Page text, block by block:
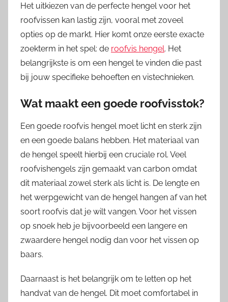
Het uitkiezen van de perfecte hengel voor het
roofvissen kan lastig zijn, vooral met zoveel
opties op de markt. Hier komt onze eerste exacte
zoekterm in het spel: de roofvis hengel. Het
belangrijkste is om een hengel te vinden die past
bij jouw specifieke behoeften en vistechnieken.
Wat maakt een goede roofvisstok?
Een goede roofvis hengel moet licht en sterk zijn
en een goede balans hebben. Het materiaal van
de hengel speelt hierbij een cruciale rol. Veel
roofvishengels zijn gemaakt van carbon omdat
dit materiaal zowel sterk als licht is. De lengte en
het werpgewicht van de hengel hangen af van het
soort roofvis dat je wilt vangen. Voor het vissen
op snoek heb je bijvoorbeeld een langere en
zwaardere hengel nodig dan voor het vissen op
baars.
Daarnaast is het belangrijk om te letten op het
handvat van de hengel. Dit moet comfortabel in